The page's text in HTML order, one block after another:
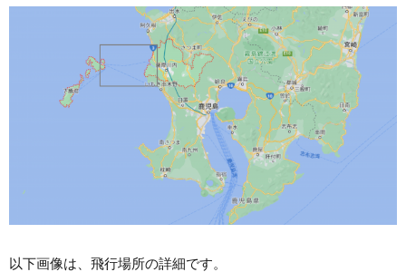
以下画像は、飛行場所の詳細です。